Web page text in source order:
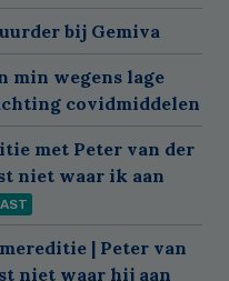
bij Gemiva
min wegens lage
covidmiddelen
met Peter van der
niet waar ik aan
| Peter van
niet waar hij aan